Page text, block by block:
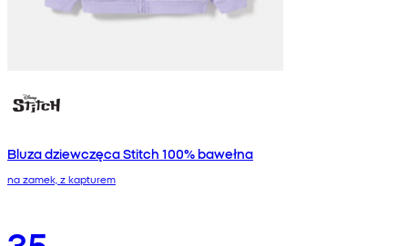
Bluza dziewczęca Stitch 100% bawełna
na zamek, z kapturem